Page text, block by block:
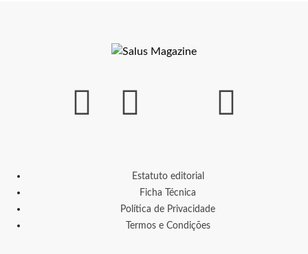
Estatuto editorial
Ficha Técnica
Política de Privacidade
Termos e Condições